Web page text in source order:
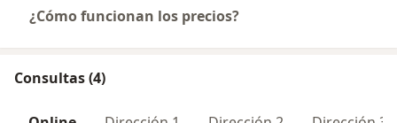
¿Cómo funcionan los precios?
Consultas (4)